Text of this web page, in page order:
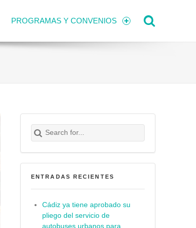
PROGRAMAS Y CONVENIOS
Search for:
Buscar
ENTRADAS RECIENTES
Cádiz ya tiene aprobado su
pliego del servicio de
autobuses urbanos para